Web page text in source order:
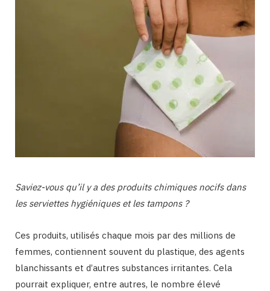
Saviez-vous qu’il y a des produits chimiques nocifs dans
les serviettes hygiéniques et les tampons ?
Ces produits, utilisés chaque mois par des millions de
femmes, contiennent souvent du plastique, des agents
blanchissants et d’autres substances irritantes. Cela
pourrait expliquer, entre autres, le nombre élevé